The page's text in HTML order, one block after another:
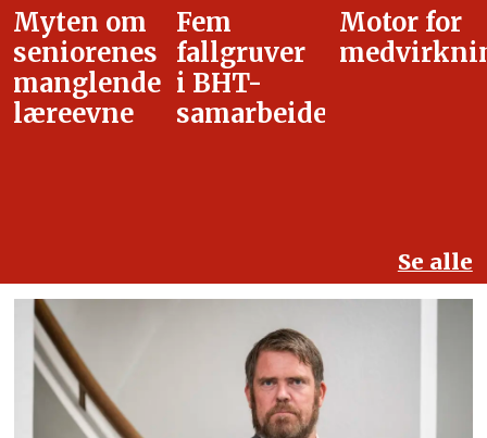
Fem
fallgruver
i BHT-
samarbeidet
Motor for
medvirkning
i
Se alle